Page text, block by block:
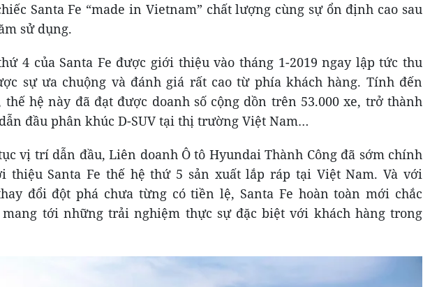
Santa Fe “made in Vietnam” chất lượng cùng sự ổn định cao sau
sử dụng.
4 của Santa Fe được giới thiệu vào tháng 1-2019 ngay lập tức thu
sự ưa chuộng và đánh giá rất cao từ phía khách hàng. Tính đến
hệ này đã đạt được doanh số cộng dồn trên 53.000 xe, trở thành
đầu phân khúc D-SUV tại thị trường Việt Nam…
vị trí dẫn đầu, Liên doanh Ô tô Hyundai Thành Công đã sớm chính
thiệu Santa Fe thế hệ thứ 5 sản xuất lắp ráp tại Việt Nam. Và với
đổi đột phá chưa từng có tiền lệ, Santa Fe hoàn toàn mới chắc
mang tới những trải nghiệm thực sự đặc biệt với khách hàng trong